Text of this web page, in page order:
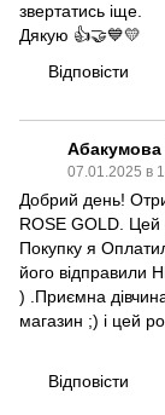
звертатись іще.
Дякую 👍🤝💙💛
Відповісти
07.01.2025 в
Добрий день!
ROSE GOLD.
Покупку я
його відправили
) .Приємна
магазин ;) і цей
Відповісти